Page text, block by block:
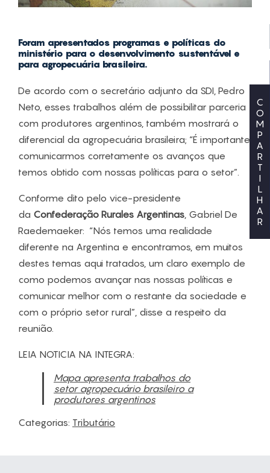
C
O
M
P
A
R
T
I
L
H
A
R
Foram apresentados programas e políticas do
ministério para o desenvolvimento sustentável e
para agropecuária brasileira.
De acordo com o secretário adjunto da SDI, Pedro
Neto, esses trabalhos além de possibilitar parceria
com produtores argentinos, também mostrará o
diferencial da agropecuária brasileira; “É importante
comunicarmos corretamente os avanços que
temos obtido com nossas políticas para o setor”.
Conforme dito pelo vice-presidente
da Confederação Rurales Argentinas , Gabriel De
Raedemaeker: “Nós temos uma realidade
diferente na Argentina e encontramos, em muitos
destes temas aqui tratados, um claro exemplo de
como podemos avançar nas nossas políticas e
comunicar melhor com o restante da sociedade e
com o próprio setor rural”, disse a respeito da
reunião.
LEIA NOTICIA NA INTEGRA:
Mapa apresenta trabalhos do
setor agropecuário brasileiro a
produtores argentinos
Categorias: Tributário